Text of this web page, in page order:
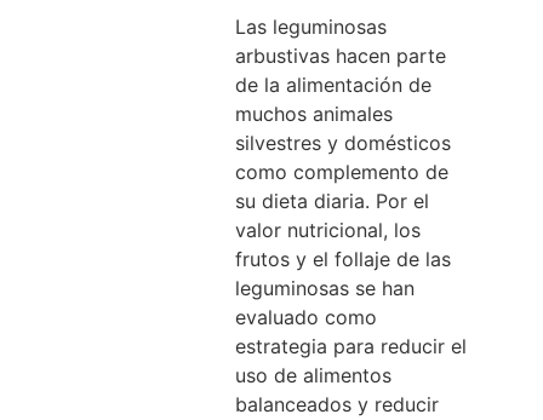
Las leguminosas
arbustivas hacen parte
de la alimentación de
muchos animales
silvestres y domésticos
como complemento de
su dieta diaria. Por el
valor nutricional, los
frutos y el follaje de las
leguminosas se han
evaluado como
estrategia para reducir el
uso de alimentos
balanceados y reducir